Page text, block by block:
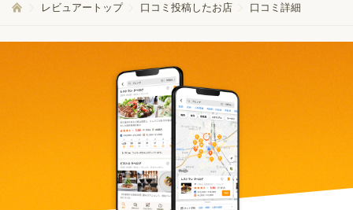
レビュアートップ 口コミ投稿したお店 口コミ詳細